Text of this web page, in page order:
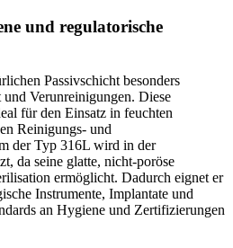
und regulatorische
Passivschicht besonders
Verunreinigungen. Diese
für den Einsatz in feuchten
Reinigungs- und
der Typ 316L wird in der
da seine glatte, nicht-poröse
ermöglicht. Dadurch eignet er
Instrumente, Implantate und
an Hygiene und Zertifizierungen